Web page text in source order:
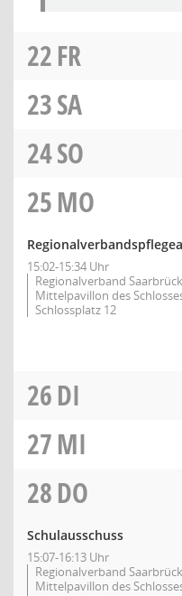
22FR
23SA
24SO
25MO
15:02-15:34 Uhr
Regionalverband
Mittelpavillon des
Schlossplatz 12
26DI
27MI
28DO
Schulausschuss
15:07-16:13 Uhr
Regionalverband
Mittelpavillon des